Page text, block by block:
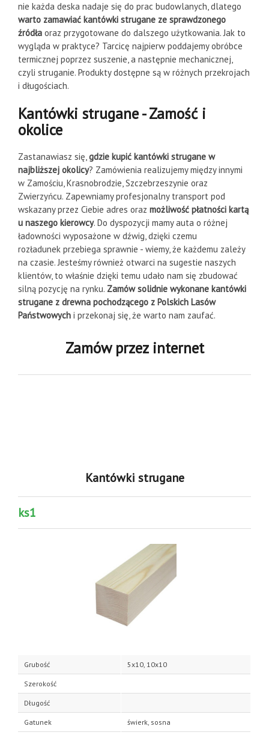
nie każda deska nadaje się do prac budowlanych, dlatego
warto zamawiać kantówki strugane ze sprawdzonego
źródła oraz przygotowane do dalszego użytkowania. Jak to
wygląda w praktyce? Tarcicę najpierw poddajemy obróbce
termicznej poprzez suszenie, a następnie mechanicznej,
czyli struganie. Produkty dostępne są w różnych przekrojach
i długościach.
Kantówki strugane - Zamość i
okolice
Zastanawiasz się,gdzie kupić kantówki strugane w
najbliższej okolicy? Zamówienia realizujemy między innymi
w Zamościu, Krasnobrodzie, Szczebrzeszynie oraz
Zwierzyńcu. Zapewniamy profesjonalny transport pod
wskazany przez Ciebie adres oraz możliwość płatności kartą
u naszego kierowcy. Do dyspozycji mamy auta o różnej
ładowności wyposażone w dźwig, dzięki czemu
rozładunek przebiega sprawnie - wiemy, że każdemu zależy
na czasie. Jesteśmy również otwarci na sugestie naszych
klientów, to właśnie dzięki temu udało nam się zbudować
silną pozycję na rynku. Zamów solidnie wykonane kantówki
strugane z drewna pochodzącego z Polskich Lasów
Państwowych i przekonaj się, że warto nam zaufać.
Zamów przez internet
Kantówki strugane
ks1
Grubość 5x10, 10x10
Szerokość
Długość
Gatunek świerk, sosna